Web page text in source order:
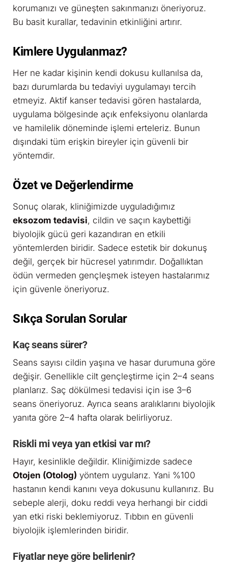
korumanızı ve güneşten sakınmanızı öneriyoruz.
Bu basit kurallar, tedavinin etkinliğini artırır.
Kimlere Uygulanmaz?
Her ne kadar kişinin kendi dokusu kullanılsa da,
bazı durumlarda bu tedaviyi uygulamayı tercih
etmeyiz. Aktif kanser tedavisi gören hastalarda,
uygulama bölgesinde açık enfeksiyonu olanlarda
ve hamilelik döneminde işlemi erteleriz. Bunun
dışındaki tüm erişkin bireyler için güvenli bir
yöntemdir.
Özet ve Değerlendirme
Sonuç olarak, kliniğimizde uyguladığımız
eksozom tedavisi, cildin ve saçın kaybettiği
biyolojik gücü geri kazandıran en etkili
yöntemlerden biridir. Sadece estetik bir dokunuş
değil, gerçek bir hücresel yatırımdır. Doğallıktan
ödün vermeden gençleşmek isteyen hastalarımız
için güvenle öneriyoruz.
Sıkça Sorulan Sorular
Kaç seans sürer?
Seans sayısı cildin yaşına ve hasar durumuna göre
değişir. Genellikle cilt gençleştirme için 2–4 seans
planlarız. Saç dökülmesi tedavisi için ise 3–6
seans öneriyoruz. Ayrıca seans aralıklarını biyolojik
yanıta göre 2–4 hafta olarak belirliyoruz.
Riskli mi veya yan etkisi var mı?
Hayır, kesinlikle değildir. Kliniğimizde sadece
Otojen (Otolog) yöntem uygularız. Yani %100
hastanın kendi kanını veya dokusunu kullanırız. Bu
sebeple alerji, doku reddi veya herhangi bir ciddi
yan etki riski beklemiyoruz. Tıbbın en güvenli
biyolojik işlemlerinden biridir.
Fiyatlar neye göre belirlenir?